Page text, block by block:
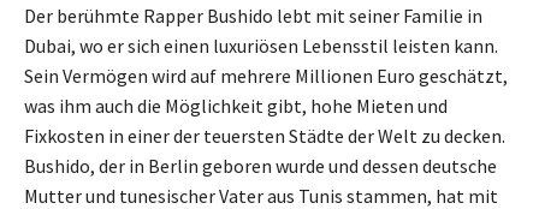
Der berühmte Rapper Bushido lebt mit seiner Familie in
Dubai, wo er sich einen luxuriösen Lebensstil leisten kann.
Sein Vermögen wird auf mehrere Millionen Euro geschätzt,
was ihm auch die Möglichkeit gibt, hohe Mieten und
Fixkosten in einer der teuersten Städte der Welt zu decken.
Bushido, der in Berlin geboren wurde und dessen deutsche
Mutter und tunesischer Vater aus Tunis stammen, hat mit